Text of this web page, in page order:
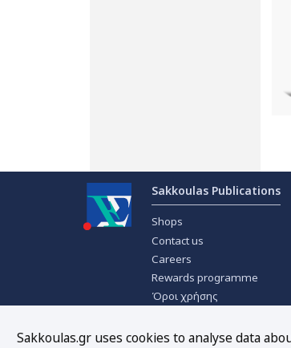
Sakkoulas Publications
Shops
Contact us
Careers
Rewards programme
Όροι χρήσης
About Cookies
Sakkoulas.gr uses cookies to analyse data